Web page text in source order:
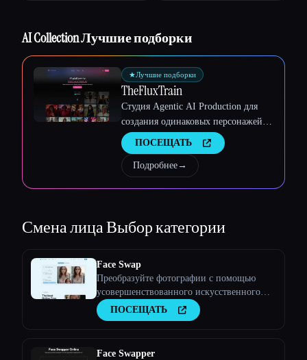
Esc
AI Collection Лучшие подборки
★Лучшие подборки
TheFluxTrain
Студия Agentic AI Production для
создания одинаковых персонажей,
рабочих процессов и видео
ПОСЕЩАТЬ
Подробнее→
Смена лицаВыбор категории
Face Swap
Преобразуйте фотографии с помощью
усовершенствованного искусственного
интеллекта
ПОСЕЩАТЬ
Face Swapper